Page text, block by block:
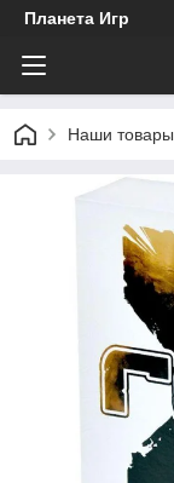
Планета Игр
Наши товары